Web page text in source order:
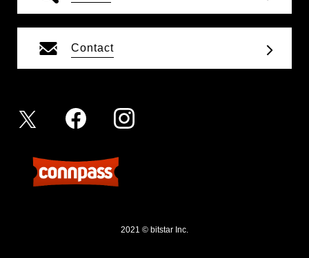
Contact
2021 © bitstar Inc.